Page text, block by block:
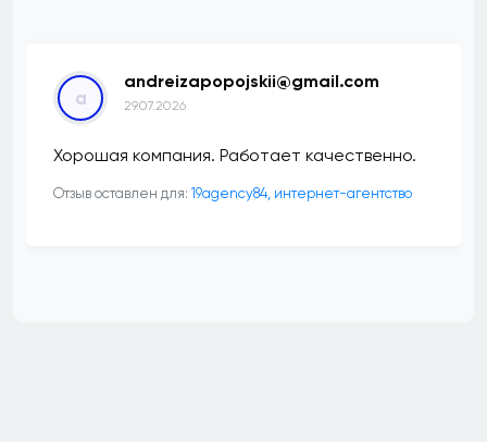
a
andreizapopojskii@gmail.com
29.07.2026
Хорошая компания. Работает качественно.
Отзыв оставлен для: 19agency84, интернет-агентство